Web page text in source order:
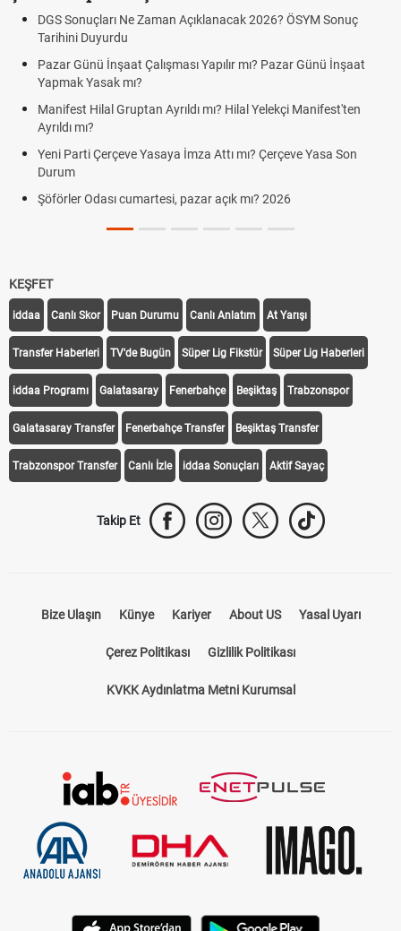
DGS Sonuçları Ne Zaman Açıklanacak 2026? ÖSYM Sonuç
Tarihini Duyurdu
Pazar Günü İnşaat Çalışması Yapılır mı? Pazar Günü İnşaat
Yapmak Yasak mı?
Manifest Hilal Gruptan Ayrıldı mı? Hilal Yelekçi Manifest'ten
Ayrıldı mı?
Yeni Parti Çerçeve Yasaya İmza Attı mı? Çerçeve Yasa Son
Durum
Şöförler Odası cumartesi, pazar açık mı? 2026
KEŞFET
iddaa Canlı Skor Puan Durumu Canlı Anlatım At Yarışı
Transfer Haberleri TV'de Bugün Süper Lig Fikstür Süper Lig Haberleri
iddaa Programı Galatasaray Fenerbahçe Beşiktaş Trabzonspor
Galatasaray Transfer Fenerbahçe Transfer Beşiktaş Transfer
Trabzonspor Transfer Canlı İzle iddaa Sonuçları Aktif Sayaç
Takip Et
Bize Ulaşın Künye Kariyer About US Yasal Uyarı
Çerez Politikası Gizlilik Politikası
KVKK Aydınlatma Metni Kurumsal